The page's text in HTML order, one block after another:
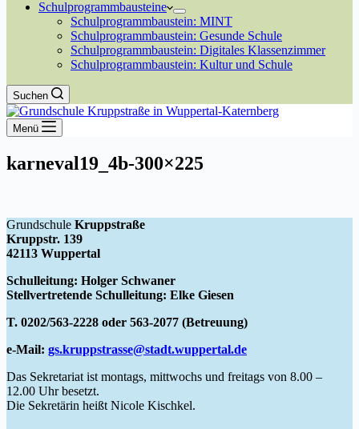
Schulprogrammbausteine
Schulprogrammbaustein: MINT
Schulprogrammbaustein: Gesunde Schule
Schulprogrammbaustein: Digitales Klassenzimmer
Schulprogrammbaustein: Kultur und Schule
Suchen
Menü
karneval19_4b-300×225
Grundschule Kruppstraße
Kruppstr. 139
42113 Wuppertal
Schulleitung: Holger Schwaner
Stellvertretende Schulleitung: Elke Giesen
T. 0202/563-2228 oder 563-2077 (Betreuung)
e-Mail: gs.kruppstrasse@stadt.wuppertal.de
Das Sekretariat ist montags, mittwochs und freitags von 8.00 –
12.00 Uhr besetzt.
Die Sekretärin heißt Nicole Kischkel.